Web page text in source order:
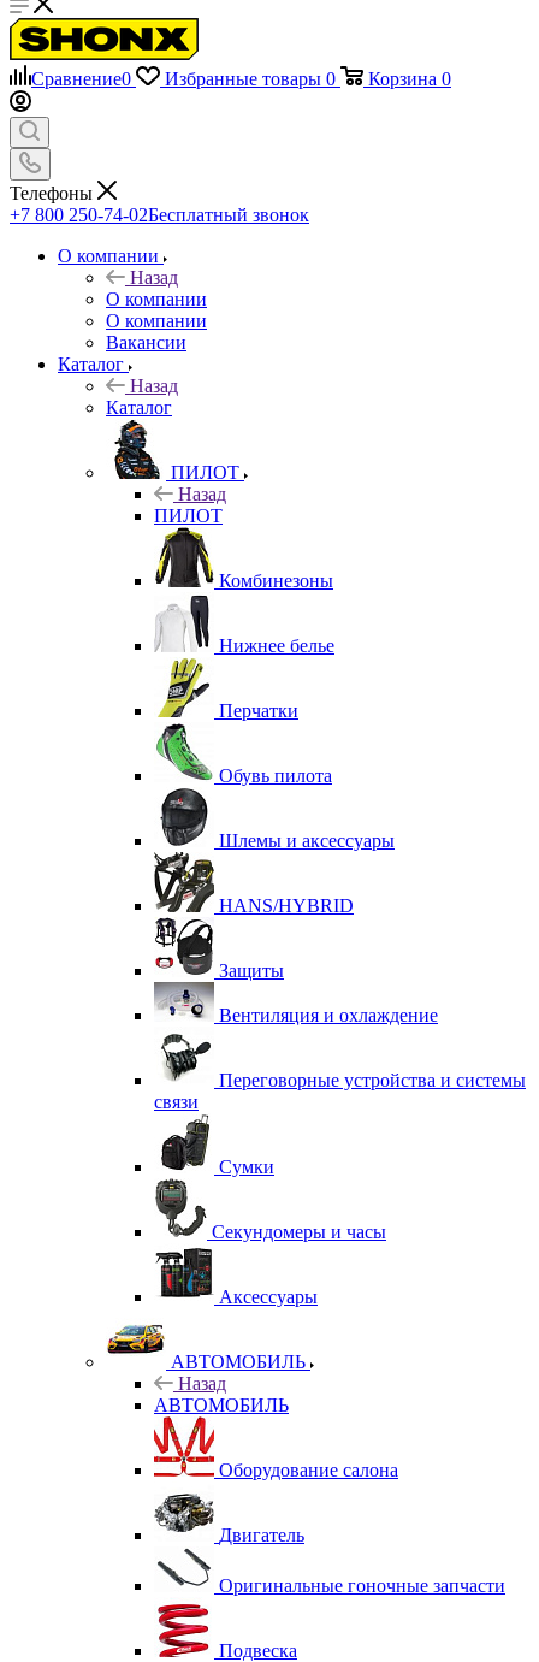
Сравнение0 Избранные товары 0 Корзина 0
Телефоны
+7 800 250-74-02Бесплатный звонок
О компании
Назад
О компании
О компании
Вакансии
Каталог
Назад
Каталог
ПИЛОТ
Назад
ПИЛОТ
Комбинезоны
Нижнее белье
Перчатки
Обувь пилота
Шлемы и аксессуары
HANS/HYBRID
Защиты
Вентиляция и охлаждение
Переговорные устройства и системы
связи
Сумки
Секундомеры и часы
Аксессуары
АВТОМОБИЛЬ
Назад
АВТОМОБИЛЬ
Оборудование салона
Двигатель
Оригинальные гоночные запчасти
Подвеска